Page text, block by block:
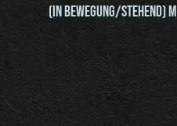
(IN BEWEGUNG/STEHEND) M